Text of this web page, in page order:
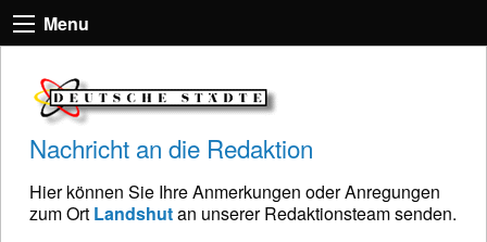
Menu
Nachricht an die Redaktion
Hier können Sie Ihre Anmerkungen oder Anregungen
zum Ort Landshutan unserer Redaktionsteam senden.